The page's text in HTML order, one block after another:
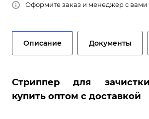
Оформите заказ и менеджер с вами
Описание Документы
Стриппер для
купить оптом с доставкой